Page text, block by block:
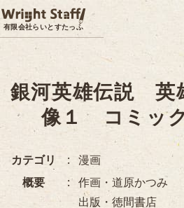
有限会社らいとすたっふ
銀河英雄伝説 英
像１ コミッ
カテゴリ
漫画
概要
作画・道原かつみ
出版・徳間書店